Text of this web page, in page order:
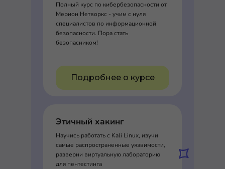
Полный курс по кибербезопасности от
Мерион Нетворкс - учим с нуля
специалистов по информационной
безопасности. Пора стать
безопасником!
Подробнее о курсе
Этичный хакинг
Научись работать с Kali Linux, изучи
самые распространенные уязвимости,
разверни виртуальную лабораторию
для пентестинга